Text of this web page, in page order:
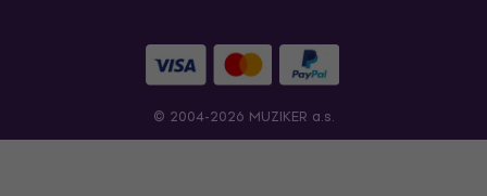
© 2004-2026 MUZIKER a.s.